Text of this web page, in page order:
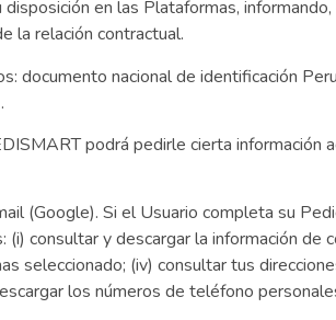
en las Plataformas, informando,
la relación contractual.
nacional de identificación
podrá pedirle cierta información
(Google). Si el Usuario completa su
consultar y descargar la información
seleccionado; (iv) consultar tus
los números de teléfono